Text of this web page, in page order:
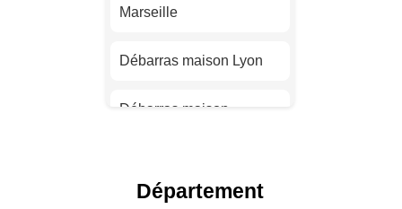
Marseille
Débarras maison Lyon
Débarras maison
Débarras maison Nice
Département